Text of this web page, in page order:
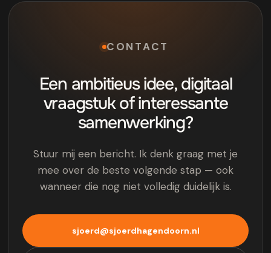
CONTACT
Een ambitieus idee, digitaal
vraagstuk of interessante
samenwerking?
Stuur mij een bericht. Ik denk graag met je
mee over de beste volgende stap — ook
wanneer die nog niet volledig duidelijk is.
sjoerd@sjoerdhagendoorn.nl